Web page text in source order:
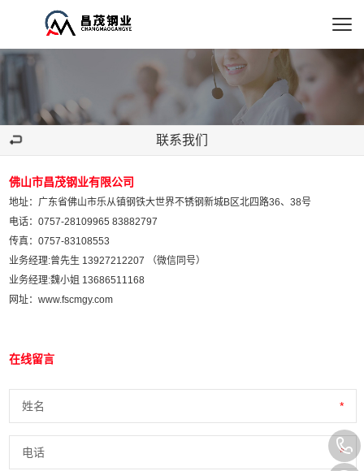
联系我们
佛山市昌茂钢业有限公司
地址：广东省佛山市乐从镇钢铁大世界不锈钢新城B区北四路36、38号
电话：0757-28109965 83882797
传真：0757-83108553
业务经理:曾先生 13927212207 （微信同号）
业务经理:魏小姐 13686511168
网址：www.fscmgy.com
在线留言
姓名 *
电话 *